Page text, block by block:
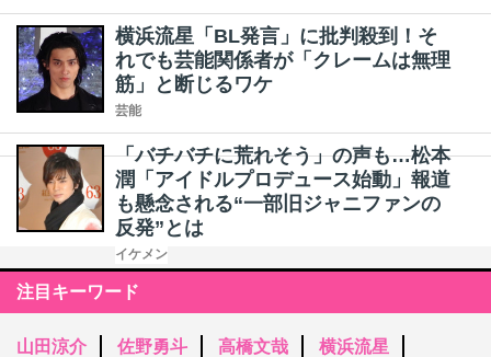
横浜流星「BL発言」に批判殺到！そ
れでも芸能関係者が「クレームは無理
筋」と断じるワケ
芸能
「バチバチに荒れそう」の声も…松本
潤「アイドルプロデュース始動」報道
も懸念される“一部旧ジャニファンの
反発”とは
イケメン
注目キーワード
山田涼介 佐野勇斗 高橋文哉
横浜流星